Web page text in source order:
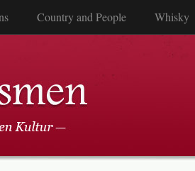
Country and People Whisky